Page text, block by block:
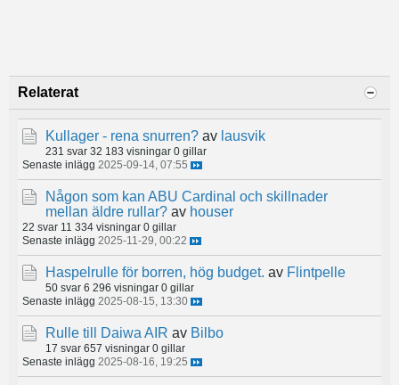
Relaterat
Kullager - rena snurren? av lausvik
231 svar 32 183 visningar 0 gillar
Senaste inlägg 2025-09-14, 07:55
Någon som kan ABU Cardinal och skillnader
mellan äldre rullar? av houser
22 svar 11 334 visningar 0 gillar
Senaste inlägg 2025-11-29, 00:22
Haspelrulle för borren, hög budget. av Flintpelle
50 svar 6 296 visningar 0 gillar
Senaste inlägg 2025-08-15, 13:30
Rulle till Daiwa AIR av Bilbo
17 svar 657 visningar 0 gillar
Senaste inlägg 2025-08-16, 19:25